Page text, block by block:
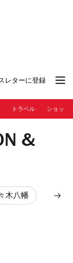
レターに登録
トラベル ショッピ
&
木八幡